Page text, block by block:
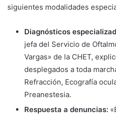
siguientes modalidades
Diagnósticos
jefa del Servicio de
Vargas» de la CHET,
desplegados a toda
Refracción, Ecografía
Preanestesia.
Respuesta a denuncias: